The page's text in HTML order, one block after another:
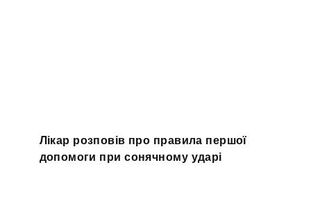
Лікар розповів про правила першої
допомоги при сонячному ударі